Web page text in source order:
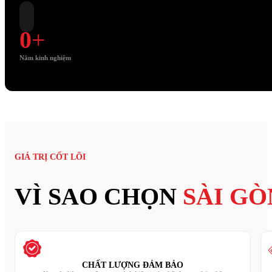
0+
Năm kinh nghiệm
GIÁ TRỊ CỐT LÕI
VÌ SAO CHỌN SÀI
CHẤT LƯỢNG ĐẢM BẢO